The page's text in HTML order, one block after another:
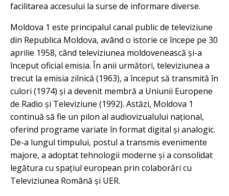
facilitarea accesului la surse de informare diverse.
Moldova 1 este principalul canal public de televiziune
din Republica Moldova, având o istorie ce începe pe 30
aprilie 1958, când televiziunea moldovenească și-a
început oficial emisia. În anii următori, televiziunea a
trecut la emisia zilnică (1963), a început să transmită în
culori (1974) și a devenit membră a Uniunii Europene
de Radio și Televiziune (1992). Astăzi, Moldova 1
continuă să fie un pilon al audiovizualului național,
oferind programe variate în format digital și analogic.
De-a lungul timpului, postul a transmis evenimente
majore, a adoptat tehnologii moderne și a consolidat
legătura cu spațiul european prin colaborări cu
Televiziunea Română și UER.